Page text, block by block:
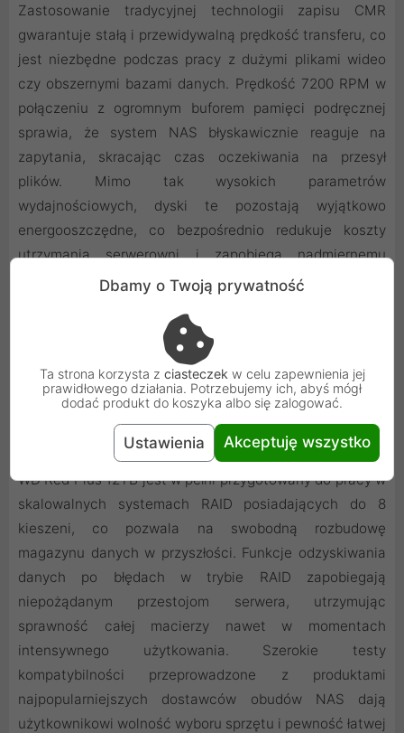
Zastosowanie tradycyjnej technologii zapisu CMR
gwarantuje stałą i przewidywalną prędkość transferu, co
jest niezbędne podczas pracy z dużymi plikami wideo
czy obszernymi bazami danych. Prędkość 7200 RPM w
połączeniu z ogromnym buforem pamięci podręcznej
sprawia, że system NAS błyskawicznie reaguje na
zapytania, skracając czas oczekiwania na przesył
plików. Mimo tak wysokich parametrów
wydajnościowych, dyski te pozostają wyjątkowo
energooszczędne, co bezpośrednio redukuje koszty
utrzymania serwerowni i zapobiega nadmiernemu
nagrzewaniu się sprzętu. Niższe temperatury pracy to
dla pozostałych komponentów zainstalowanych w
obudowie NAS, co wydłuża życie całego serwera.
Optymalizacja RAID i łatwa skalowalność
WD Red Plus 12TB jest w pełni przygotowany do pracy w
skalowalnych systemach RAID posiadających do 8
kieszeni, co pozwala na swobodną rozbudowę
magazynu danych w przyszłości. Funkcje odzyskiwania
danych po błędach w trybie RAID zapobiegają
niepożądanym przestojom serwera, utrzymując
sprawność całej macierzy nawet w momentach
intensywnego użytkowania. Szerokie testy
kompatybilności przeprowadzone z produktami
najpopularniejszych dostawców obudów NAS dają
użytkownikowi wolność wyboru sprzętu i pewność łatwej
Dbamy o Twoją prywatność
Ta strona korzysta z ciasteczek w celu zapewnienia jej
prawidłowego działania. Potrzebujemy ich, abyś mógł
dodać produkt do koszyka albo się zalogować.
Ustawienia Akceptuję wszystko